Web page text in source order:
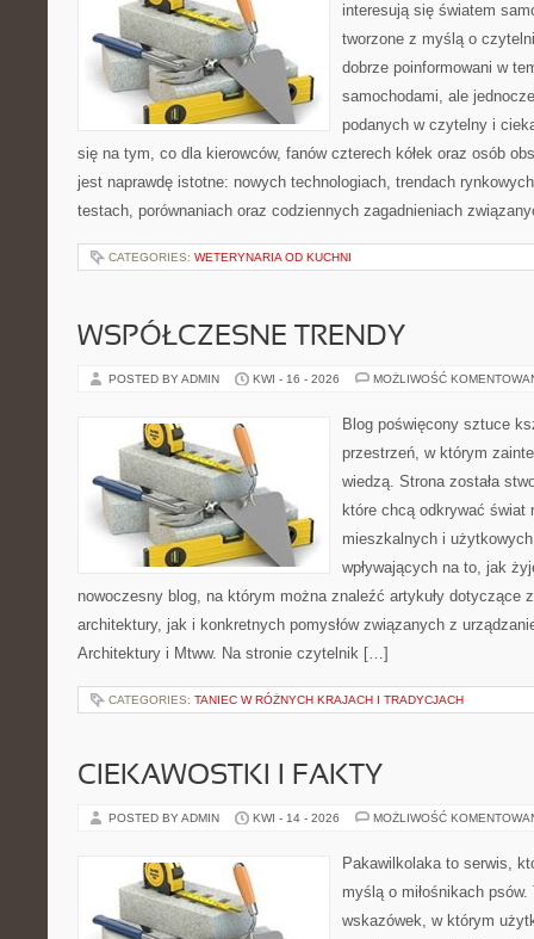
interesują się światem
tworzone z myślą o
dobrze poinformowani w
samochodami, ale
podanych w czytelny i
się na tym, co dla kierowców, fanów czterech kółek oraz osób
jest naprawdę istotne: nowych technologiach, trendach
testach, porównaniach oraz codziennych zagadnieniach
CATEGORIES: WETERYNARIA OD KUCHNI
WSPÓŁCZESNE TRENDY
POSTED BY ADMIN KWI - 16 - 2026 MOŻLIWOŚĆ
Blog poświęcony sztuce
przestrzeń, w którym
wiedzą. Strona została
które chcą odkrywać świat
mieszkalnych i
wpływających na to, jak
nowoczesny blog, na którym można znaleźć artykuły dotyczące
architektury, jak i konkretnych pomysłów związanych z
Architektury i Mtww. Na stronie czytelnik […]
CATEGORIES: TANIEC W RÓŻNYCH KRAJACH I TRADYCJACH
CIEKAWOSTKI I FAKTY
POSTED BY ADMIN KWI - 14 - 2026 MOŻLIWOŚĆ
Pakawilkolaka to serwis,
myślą o miłośnikach
wskazówek, w którym